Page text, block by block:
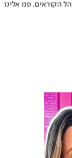
הקוראים. פנו אלינו